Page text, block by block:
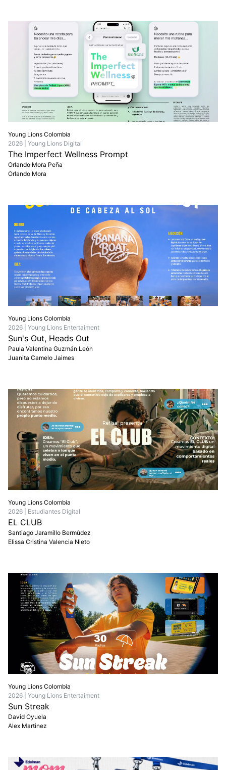
Young Lions Colombia
2026 | Young Lions Digital
The Imperfect Wellness Prompt
Orlando Mora Peña
Orlando Mora
Young Lions Colombia
2026 | Young Lions Entertaiment
Sun's Out, Heads Out
Paula Valentina Guzmán León
Juanita Camelo Jaimes
Young Lions Colombia
2026 | Estudiantes Digital
EL CLUB
Santiago Jaramillo Bermúdez
Elissa Cristina Valencia Nieto
Young Lions Colombia
2026 | Young Lions Entertaiment
Sun Streak
David Oyuela
Alex Martinez